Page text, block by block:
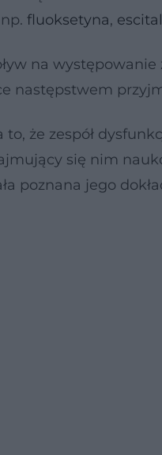
fluoksetyna,
na
następstwem
że zespół
się nim
poznana jego